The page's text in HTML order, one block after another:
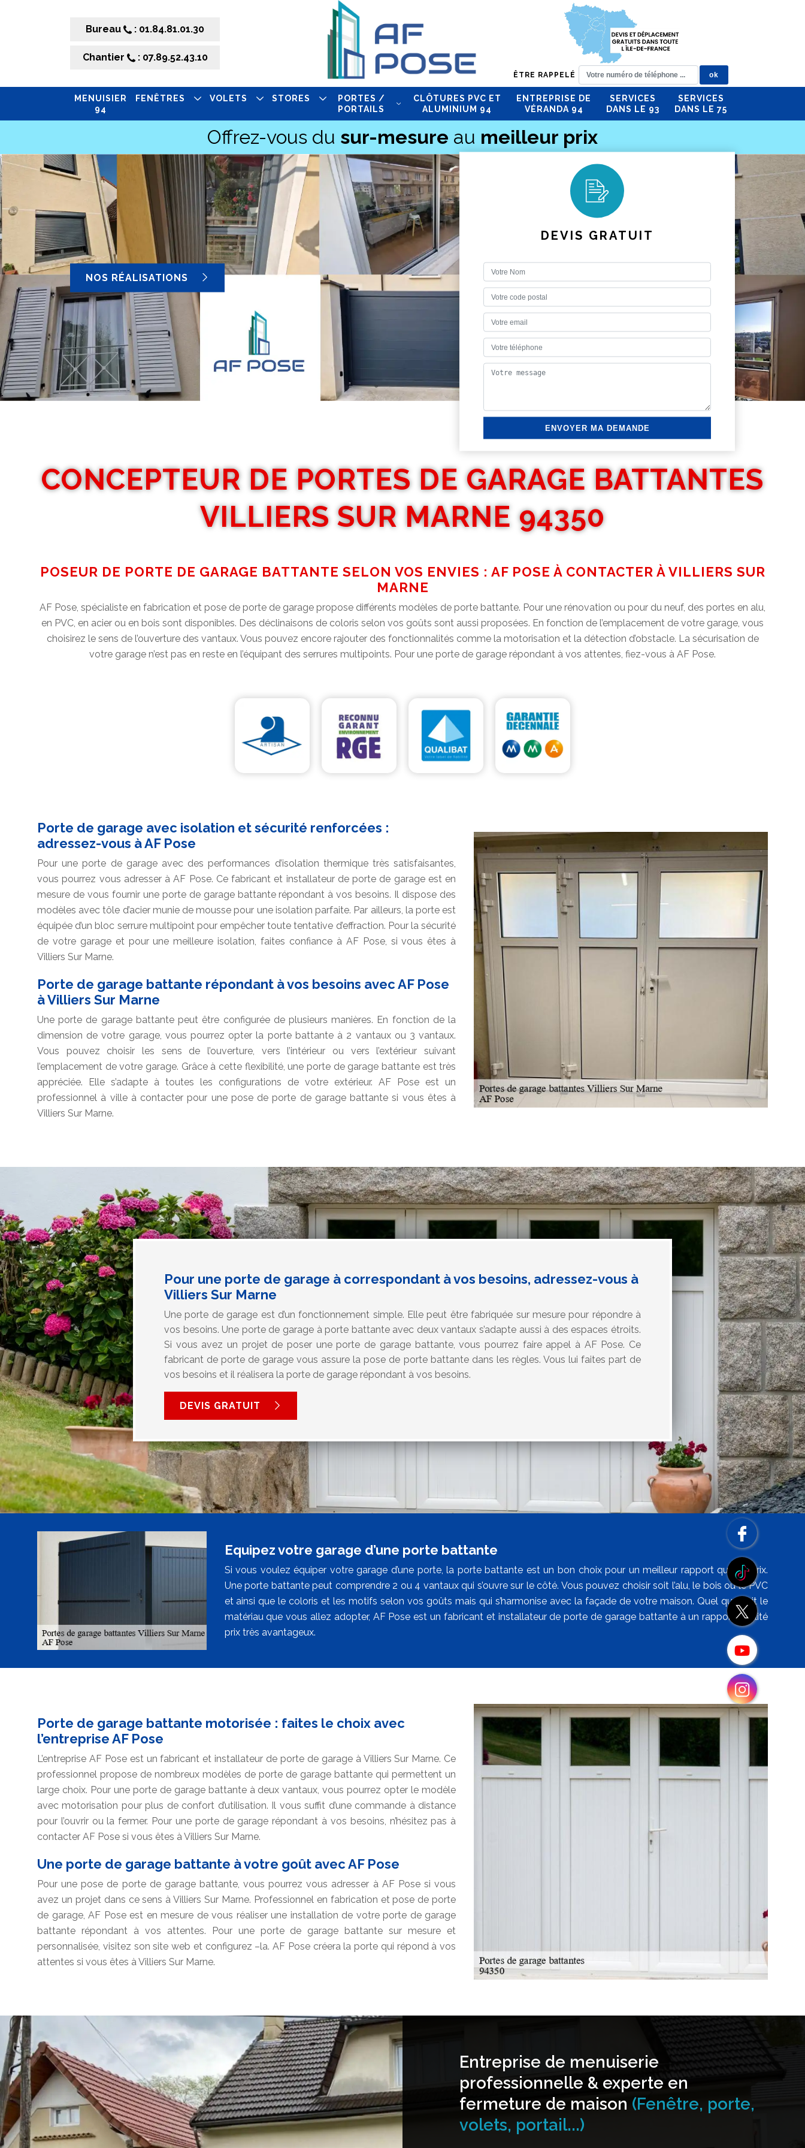
Bureau : 01.84.81.01.30
Chantier : 07.89.52.43.10
ÊTRE RAPPELÉ
MENUISIER
94
FENÊTRES VOLETS STORES
PORTES /
PORTAILS
CLÔTURES PVC ET
ALUMINIUM 94
ENTREPRISE DE
VÉRANDA 94
SERVICES
DANS LE 93
SERVICES
DANS LE 75
Offrez-vous du sur-mesure au meilleur prix
NOS RÉALISATIONS
DEVIS GRATUIT
CONCEPTEUR DE PORTES DE GARAGE BATTANTES
VILLIERS SUR MARNE 94350
POSEUR DE PORTE DE GARAGE BATTANTE SELON VOS ENVIES : AF POSE À CONTACTER À VILLIERS SUR
MARNE
AF Pose, spécialiste en fabrication et pose de porte de garage propose différents modèles de porte battante. Pour une rénovation ou pour du neuf, des portes en alu,
en PVC, en acier ou en bois sont disponibles. Des déclinaisons de coloris selon vos goûts sont aussi proposées. En fonction de l’emplacement de votre garage, vous
choisirez le sens de l’ouverture des vantaux. Vous pouvez encore rajouter des fonctionnalités comme la motorisation et la détection d’obstacle. La sécurisation de
votre garage n’est pas en reste en l’équipant des serrures multipoints. Pour une porte de garage répondant à vos attentes, fiez-vous à AF Pose.
Porte de garage avec isolation et sécurité renforcées :
adressez-vous à AF Pose
Pour une porte de garage avec des performances d’isolation thermique très satisfaisantes,
vous pourrez vous adresser à AF Pose. Ce fabricant et installateur de porte de garage est en
mesure de vous fournir une porte de garage battante répondant à vos besoins. Il dispose des
modèles avec tôle d’acier munie de mousse pour une isolation parfaite. Par ailleurs, la porte est
équipée d’un bloc serrure multipoint pour empêcher toute tentative d’effraction. Pour la sécurité
de votre garage et pour une meilleure isolation, faites confiance à AF Pose, si vous êtes à
Villiers Sur Marne.
Porte de garage battante répondant à vos besoins avec AF Pose
à Villiers Sur Marne
Une porte de garage battante peut être configurée de plusieurs manières. En fonction de la
dimension de votre garage, vous pourrez opter la porte battante à 2 vantaux ou 3 vantaux.
Vous pouvez choisir les sens de l’ouverture, vers l’intérieur ou vers l’extérieur suivant
l’emplacement de votre garage. Grâce à cette flexibilité, une porte de garage battante est très
appréciée. Elle s’adapte à toutes les configurations de votre extérieur. AF Pose est un
professionnel à ville à contacter pour une pose de porte de garage battante si vous êtes à
Villiers Sur Marne.
Pour une porte de garage à correspondant à vos besoins, adressez-vous à
Villiers Sur Marne
Une porte de garage est d’un fonctionnement simple. Elle peut être fabriquée sur mesure pour répondre à
vos besoins. Une porte de garage à porte battante avec deux vantaux s’adapte aussi à des espaces étroits.
Si vous avez un projet de poser une porte de garage battante, vous pourrez faire appel à AF Pose. Ce
fabricant de porte de garage vous assure la pose de porte battante dans les règles. Vous lui faites part de
vos besoins et il réalisera la porte de garage répondant à vos besoins.
DEVIS GRATUIT
Equipez votre garage d’une porte battante
Si vous voulez équiper votre garage d’une porte, la porte battante est un bon choix pour un meilleur rapport qualité prix.
Une porte battante peut comprendre 2 ou 4 vantaux qui s’ouvre sur le côté. Vous pouvez choisir soit l’alu, le bois ou le PVC
et ainsi que le coloris et les motifs selon vos goûts mais qui s’harmonise avec la façade de votre maison. Quel que soit le
matériau que vous allez adopter, AF Pose est un fabricant et installateur de porte de garage battante à un rapport qualité
prix très avantageux.
Porte de garage battante motorisée : faites le choix avec
l’entreprise AF Pose
L’entreprise AF Pose est un fabricant et installateur de porte de garage à Villiers Sur Marne. Ce
professionnel propose de nombreux modèles de porte de garage battante qui permettent un
large choix. Pour une porte de garage battante à deux vantaux, vous pourrez opter le modèle
avec motorisation pour plus de confort d’utilisation. Il vous suffit d’une commande à distance
pour l’ouvrir ou la fermer. Pour une porte de garage répondant à vos besoins, n’hésitez pas à
contacter AF Pose si vous êtes à Villiers Sur Marne.
Une porte de garage battante à votre goût avec AF Pose
Pour une pose de porte de garage battante, vous pourrez vous adresser à AF Pose si vous
avez un projet dans ce sens à Villiers Sur Marne. Professionnel en fabrication et pose de porte
de garage, AF Pose est en mesure de vous réaliser une installation de votre porte de garage
battante répondant à vos attentes. Pour une porte de garage battante sur mesure et
personnalisée, visitez son site web et configurez –la. AF Pose créera la porte qui répond à vos
attentes si vous êtes à Villiers Sur Marne.
Entreprise de menuiserie
professionnelle & experte en
fermeture de maison (Fenêtre, porte,
volets, portail...)